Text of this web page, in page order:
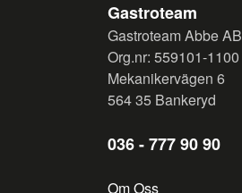
Gastroteam
Gastroteam Abbe AB
Org.nr: 559101-1100
Mekanikervägen 6
564 35 Bankeryd
036 - 777 90 90
Om Oss